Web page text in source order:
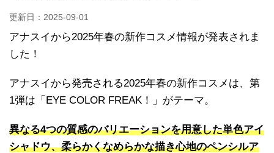
更新日： 2025-09-01
アナスイから2025年春の新作コスメ情報が発表されま
した！
アナスイから発売される2025年春の新作コスメは、第
1弾は「EYE COLOR FREAK！」がテーマ。
異なる4つの質感のバリエーションを用意した単色アイ
シャドウ、柔らかくなめらかな描き心地のペンシルア